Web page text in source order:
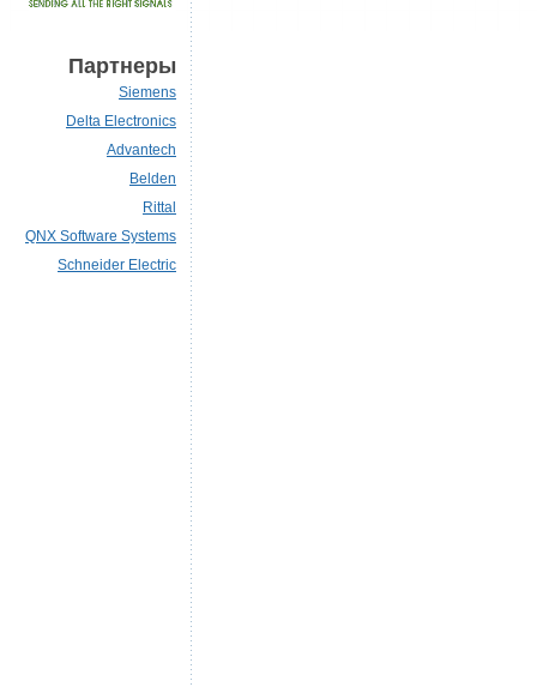
Партнеры
Siemens
Delta Electronics
Advantech
Belden
Rittal
QNX Software Systems
Schneider Electric